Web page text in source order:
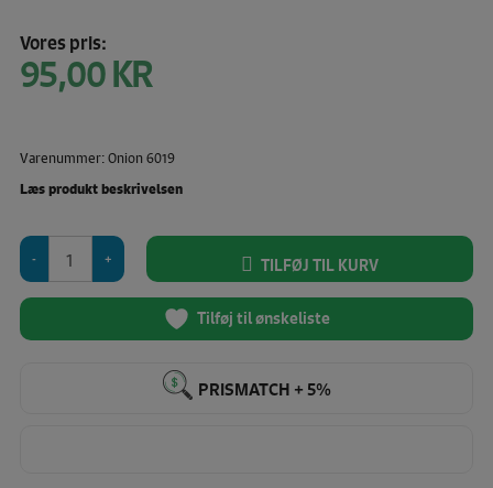
Vores pris:
95,00KR
Varenummer: Onion 6019
Læs produkt beskrivelsen
6019,
Toppe
nederdele
TILFØJ TIL KURV
Tilføj til ønskeliste
PRISMATCH + 5%